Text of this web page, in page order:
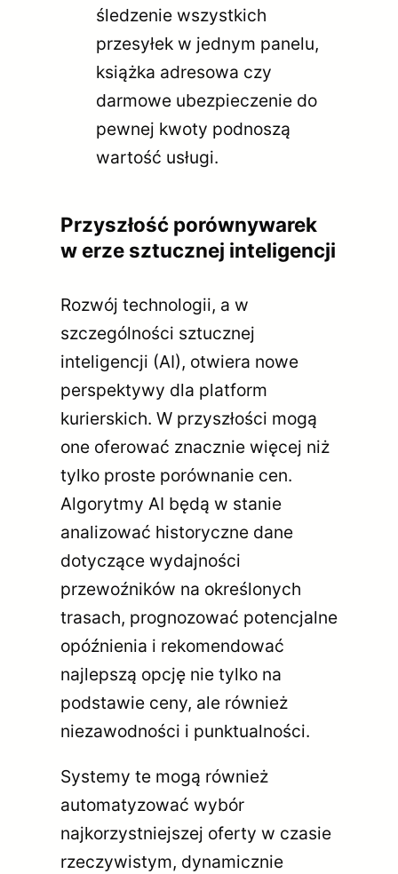
śledzenie wszystkich
przesyłek w jednym panelu,
książka adresowa czy
darmowe ubezpieczenie do
pewnej kwoty podnoszą
wartość usługi.
Przyszłość porównywarek
w erze sztucznej inteligencji
Rozwój technologii, a w
szczególności sztucznej
inteligencji (AI), otwiera nowe
perspektywy dla platform
kurierskich. W przyszłości mogą
one oferować znacznie więcej niż
tylko proste porównanie cen.
Algorytmy AI będą w stanie
analizować historyczne dane
dotyczące wydajności
przewoźników na określonych
trasach, prognozować potencjalne
opóźnienia i rekomendować
najlepszą opcję nie tylko na
podstawie ceny, ale również
niezawodności i punktualności.
Systemy te mogą również
automatyzować wybór
najkorzystniejszej oferty w czasie
rzeczywistym, dynamicznie